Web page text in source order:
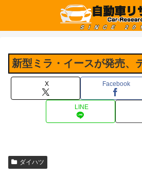
新型ミラ・イースが発売、
X Facebook
LINE
ダイハツ